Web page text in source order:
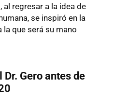
al regresar a la idea de
se inspiró en la
que será su mano
Gero antes de